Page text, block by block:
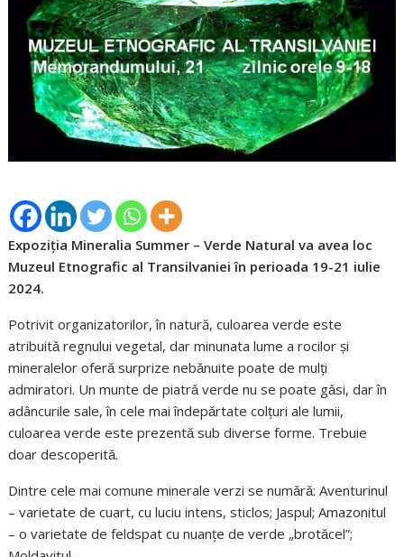
Expoziția Mineralia Summer – Verde Natural va avea loc
Muzeul Etnografic al Transilvaniei în perioada 19-21 iulie
2024.
Potrivit organizatorilor, în natură, culoarea verde este
atribuitǎ regnului vegetal, dar minunata lume a rocilor şi
mineralelor oferǎ surprize nebǎnuite poate de mulţi
admiratori. Un munte de piatrǎ verde nu se poate gǎsi, dar în
adâncurile sale, în cele mai îndepǎrtate colţuri ale lumii,
culoarea verde este prezentǎ sub diverse forme. Trebuie
doar descoperitǎ.
Dintre cele mai comune minerale verzi se numǎrǎ: Aventurinul
– varietate de cuart, cu luciu intens, sticlos; Jaspul; Amazonitul
– o varietate de feldspat cu nuanţe de verde „brotǎcel”;